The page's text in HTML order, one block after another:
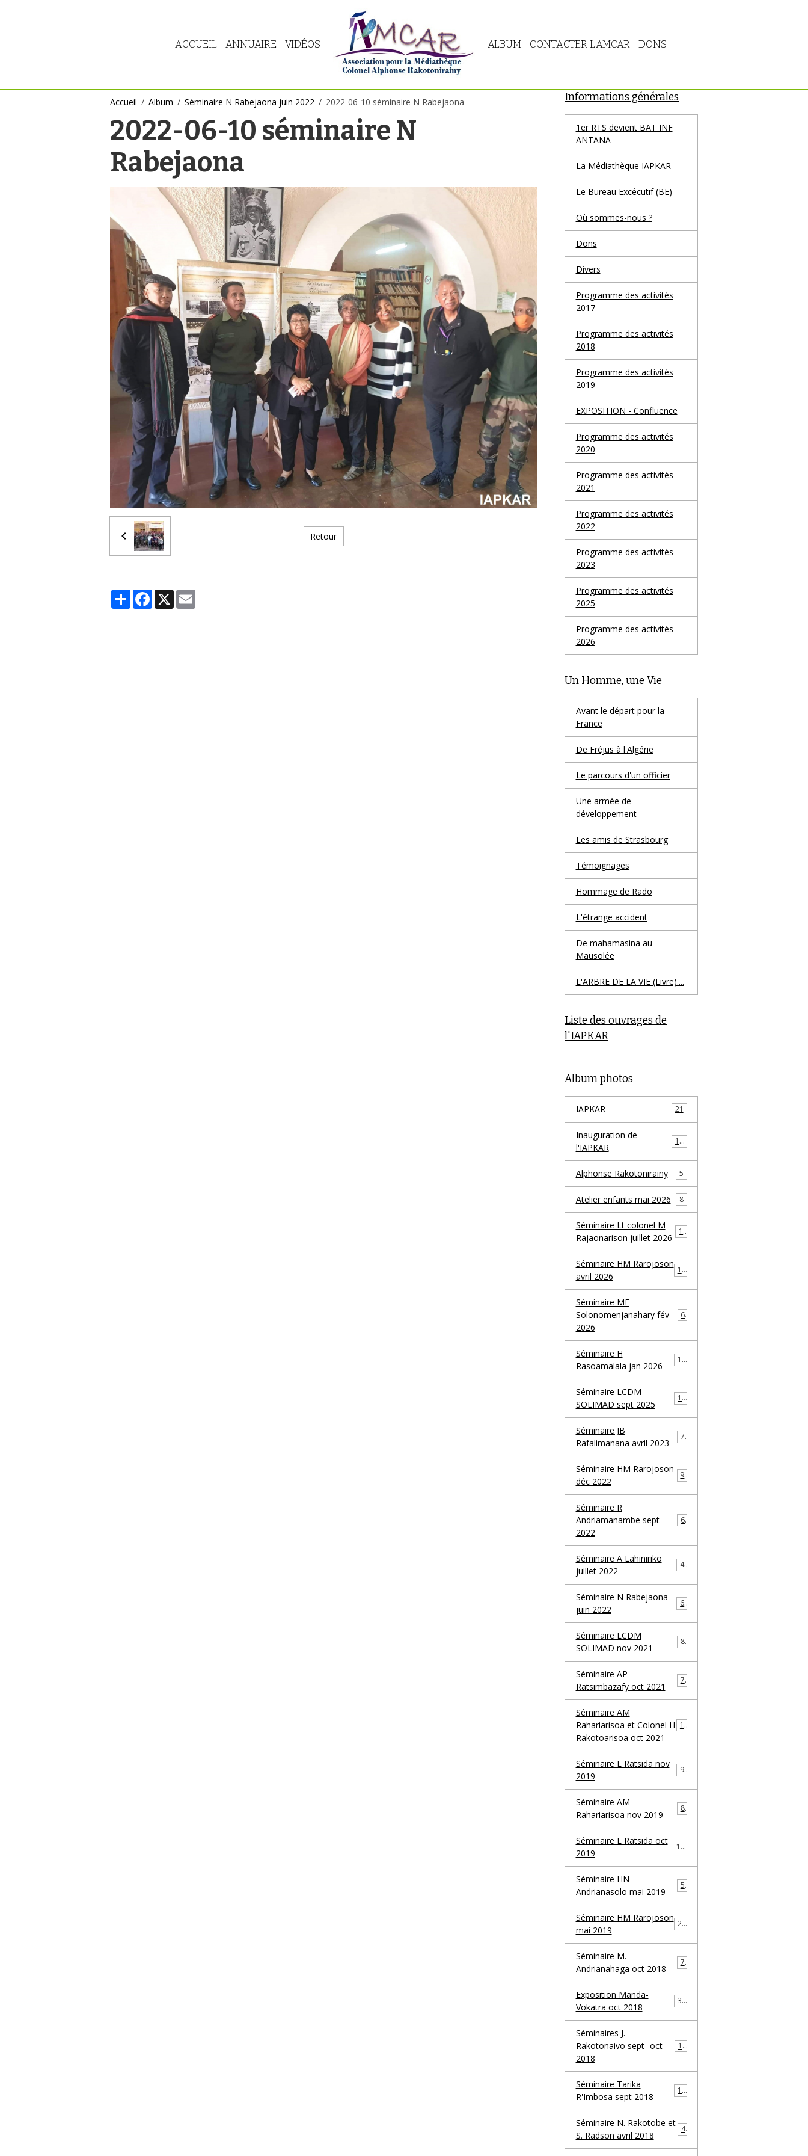
ACCUEIL ANNUAIRE VIDÉOS ALBUM CONTACTER L'AMCAR DONS
Accueil Album Séminaire N Rabejaona juin 2022 2022-06-10 séminaire N Rabejaona
2022-06-10 séminaire N
Rabejaona
Retour
PartagerFacebook
X
Informations générales
1er RTS devient BAT INF
ANTANA
La Médiathèque IAPKAR
Le Bureau Excécutif (BE)
Où sommes-nous ?
Dons
Divers
Programme des activités
2017
Programme des activités
2018
Programme des activités
2019
EXPOSITION - Confluence
Programme des activités
2020
Programme des activités
2021
Programme des activités
2022
Programme des activités
2023
Programme des activités
2025
Programme des activités
2026
Un Homme, une Vie
Avant le départ pour la
France
De Fréjus à l'Algérie
Le parcours d'un officier
Une armée de
développement
Les amis de Strasbourg
Témoignages
Hommage de Rado
L'étrange accident
De mahamasina au
Mausolée
L'ARBRE DE LA VIE (Livre)....
Liste des ouvrages de
l'IAPKAR
Album photos
IAPKAR 21
Inauguration de
l'IAPKAR
19
Alphonse Rakotonirainy 5
Atelier enfants mai 2026 8
Séminaire Lt colonel M
Rajaonarison juillet 2026
11
Séminaire HM Rarojoson
avril 2026
10
Séminaire ME
Solonomenjanahary fév
2026
6
Séminaire H
Rasoamalala jan 2026
10
Séminaire LCDM
SOLIMAD sept 2025
10
Séminaire JB
Rafalimanana avril 2023
7
Séminaire HM Rarojoson
déc 2022
9
Séminaire R
Andriamanambe sept
2022
6
Séminaire A Lahiniriko
juillet 2022
4
Séminaire N Rabejaona
juin 2022
6
Séminaire LCDM
SOLIMAD nov 2021
8
Séminaire AP
Ratsimbazafy oct 2021
7
Séminaire AM
Rahariarisoa et Colonel H
Rakotoarisoa oct 2021
13
Séminaire L Ratsida nov
2019
9
Séminaire AM
Rahariarisoa nov 2019
8
Séminaire L Ratsida oct
2019
12
Séminaire HN
Andrianasolo mai 2019
5
Séminaire HM Rarojoson
mai 2019
23
Séminaire M.
Andrianahaga oct 2018
7
Exposition Manda-
Vokatra oct 2018
30
Séminaires J.
Rakotonaivo sept -oct
2018
17
Séminaire Tarika
R'Imbosa sept 2018
10
Séminaire N. Rakotobe et
S. Radson avril 2018
4